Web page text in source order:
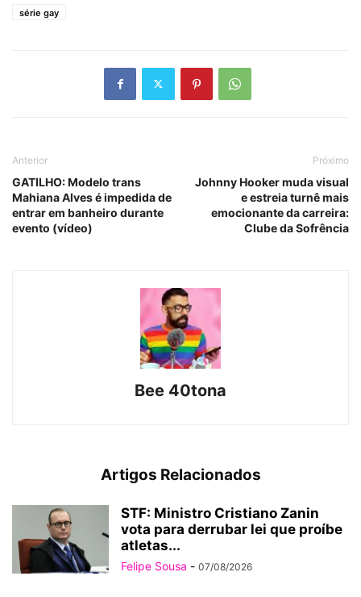
série gay
Anterior
GATILHO: Modelo trans
Mahiana Alves é impedida de
entrar em banheiro durante
evento (vídeo)
Próximo
Johnny Hooker muda visual
e estreia turnê mais
emocionante da carreira:
Clube da Sofrência
Bee 40tona
Artigos Relacionados
STF: Ministro Cristiano Zanin
vota para derrubar lei que proíbe
atletas...
Felipe Sousa - 07/08/2026